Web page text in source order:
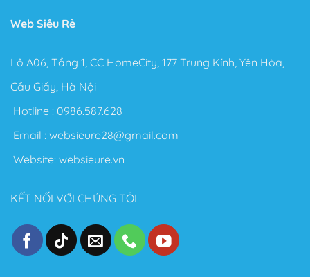
Web Siêu Rẻ
Lô A06, Tầng 1, CC HomeCity, 177 Trung Kính, Yên Hòa,
Cầu Giấy, Hà Nội
Hotline : 0986.587.628
Email : websieure28@gmail.com
Website: websieure.vn
KẾT NỐI VỚI CHÚNG TÔI